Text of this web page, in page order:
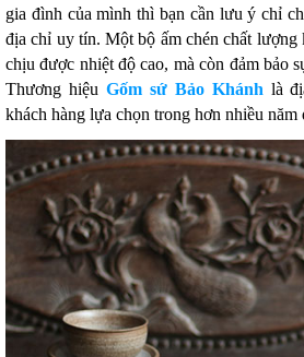
gia đình của mình thì bạn cần lưu ý chỉ
địa chỉ uy tín. Một bộ ấm chén chất lượng
chịu được nhiệt độ cao, mà còn đảm bảo
Thương hiệu Gốm sứ Bảo Khánh là
khách hàng lựa chọn trong hơn nhiều năm